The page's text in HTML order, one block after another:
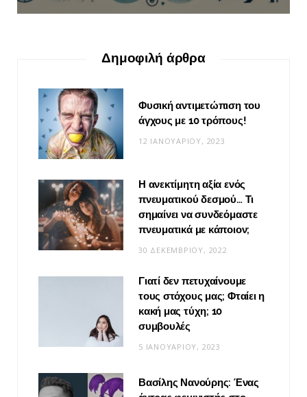
Δημοφιλή άρθρα
Φυσική αντιμετώπιση του
άγχους με 10 τρόπους!
12 ΙΑΝΟΥΑΡΊΟΥ, 2023
Η ανεκτίμητη αξία ενός
πνευματικού δεσμού… Τι
σημαίνει να συνδεόμαστε
πνευματικά με κάποιον;
30 ΔΕΚΕΜΒΡΊΟΥ, 2022
Γιατί δεν πετυχαίνουμε
τους στόχους μας; Φταίει η
κακή μας τύχη; 10
συμβουλές
5 ΙΑΝΟΥΑΡΊΟΥ, 2023
Βασίλης Νανούρης: Ένας